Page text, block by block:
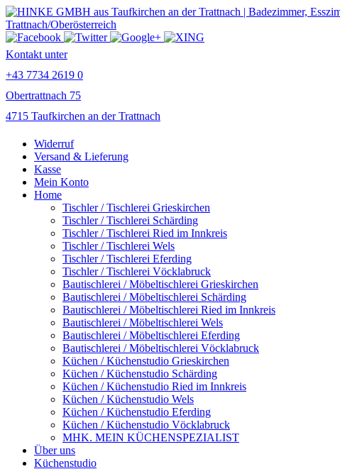
Kontakt unter
+43 7734 2619 0
Obertrattnach 75
4715 Taufkirchen an der Trattnach
Widerruf
Versand & Lieferung
Kasse
Mein Konto
Home
Tischler / Tischlerei Grieskirchen
Tischler / Tischlerei Schärding
Tischler / Tischlerei Ried im Innkreis
Tischler / Tischlerei Wels
Tischler / Tischlerei Eferding
Tischler / Tischlerei Vöcklabruck
Bautischlerei / Möbeltischlerei Grieskirchen
Bautischlerei / Möbeltischlerei Schärding
Bautischlerei / Möbeltischlerei Ried im Innkreis
Bautischlerei / Möbeltischlerei Wels
Bautischlerei / Möbeltischlerei Eferding
Bautischlerei / Möbeltischlerei Vöcklabruck
Küchen / Küchenstudio Grieskirchen
Küchen / Küchenstudio Schärding
Küchen / Küchenstudio Ried im Innkreis
Küchen / Küchenstudio Wels
Küchen / Küchenstudio Eferding
Küchen / Küchenstudio Vöcklabruck
MHK. MEIN KÜCHENSPEZIALIST
Über uns
Küchenstudio